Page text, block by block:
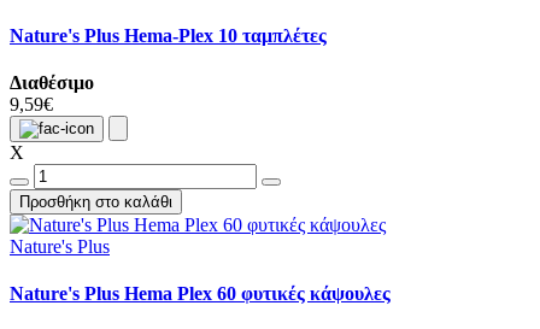
Nature's Plus Hema-Plex 10 ταμπλέτες
Διαθέσιμο
9,59€
X
Προσθήκη στο καλάθι
Nature's Plus
Nature's Plus Hema Plex 60 φυτικές κάψουλες